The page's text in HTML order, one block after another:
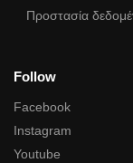
Προστασία
Follow
Facebook
Instagram
Youtube